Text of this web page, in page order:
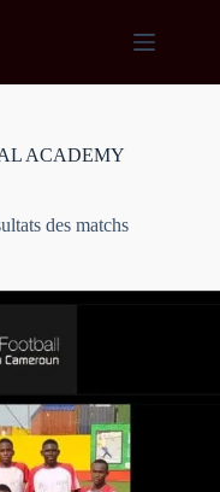
ACADEMY
des matchs